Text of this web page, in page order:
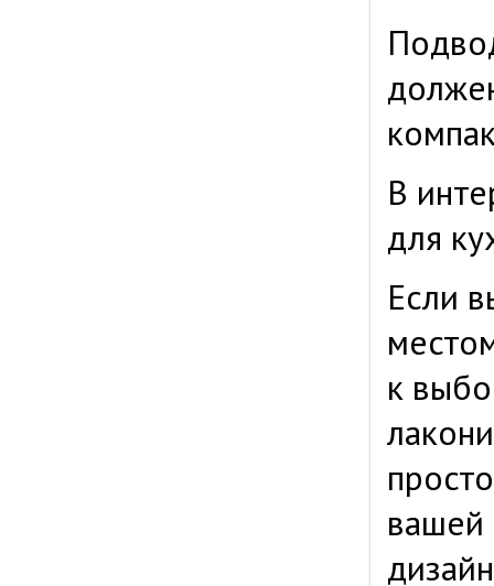
В
для
Если
к
вашей